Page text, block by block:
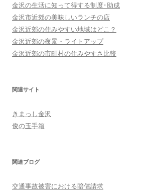
金沢の生活に知って得する制度･助成
金沢市近郊の美味しいランチの店
金沢近郊の住みやすい地域はどこ？
金沢近郊の夜景・ライトアップ
金沢近郊の市町村の住みやすさ比較
関連サイト
きまっし金沢
俊の玉手箱
関連ブログ
交通事故被害における賠償請求